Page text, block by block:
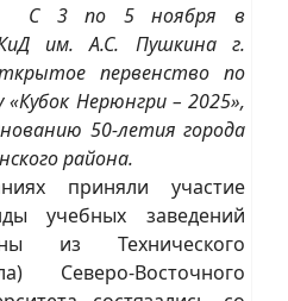
3 по 5 ноября в
им. А.С. Пушкина г.
первенство по
Нерюнгри – 2025»,
50-летия города
района.
приняли участие
учебных заведений
из Технического
Северо-Восточного